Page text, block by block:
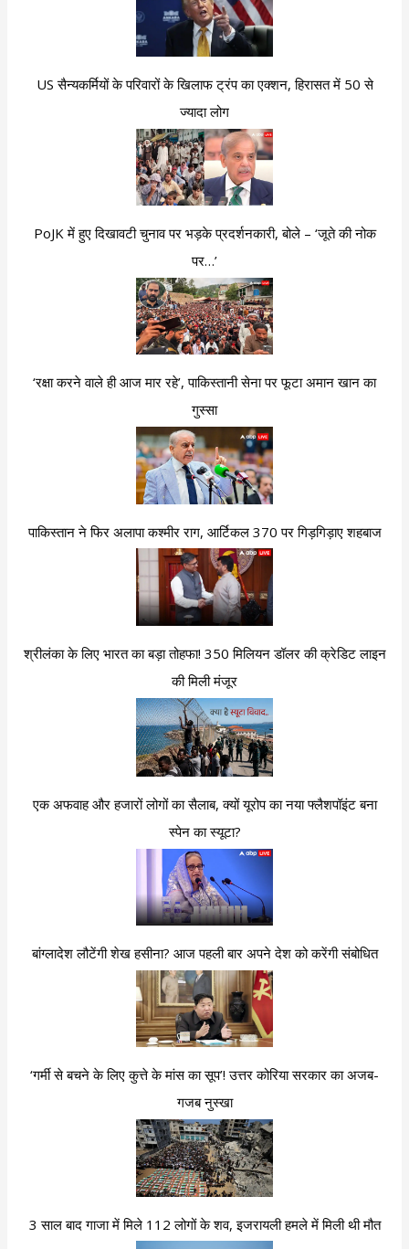
US सैन्यकर्मियों के परिवारों के खिलाफ ट्रंप का एक्शन, हिरासत में 50 से
ज्यादा लोग
PoJK में हुए दिखावटी चुनाव पर भड़के प्रदर्शनकारी, बोले – ‘जूते की नोक
पर…’
‘रक्षा करने वाले ही आज मार रहे’, पाकिस्तानी सेना पर फूटा अमान खान का
गुस्सा
पाकिस्तान ने फिर अलापा कश्मीर राग, आर्टिकल 370 पर गिड़गिड़ाए शहबाज
श्रीलंका के लिए भारत का बड़ा तोहफा! 350 मिलियन डॉलर की क्रेडिट लाइन
की मिली मंजूर
एक अफवाह और हजारों लोगों का सैलाब, क्यों यूरोप का नया फ्लैशपॉइंट बना
स्पेन का स्यूटा?
बांग्लादेश लौटेंगी शेख हसीना? आज पहली बार अपने देश को करेंगी संबोधित
‘गर्मी से बचने के लिए कुत्ते के मांस का सूप’! उत्तर कोरिया सरकार का अजब-
गजब नुस्खा
3 साल बाद गाजा में मिले 112 लोगों के शव, इजरायली हमले में मिली थी मौत